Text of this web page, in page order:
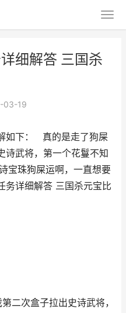
细解答 三国杀
03-19
如下： 真的是走了狗屎
诗武将，第一个花鬘不知
宝珠狗屎运啊，一直想要
务详细解答 三国杀元宝比
二次盒子拉出史诗武将，